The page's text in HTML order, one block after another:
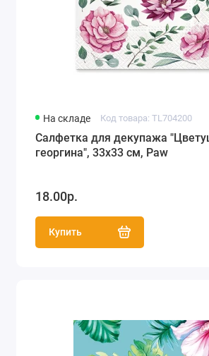
На складе Код товара: TL704200
Салфетка для декупажа
георгина", 33х33 см, Paw
18.00р.
Купить